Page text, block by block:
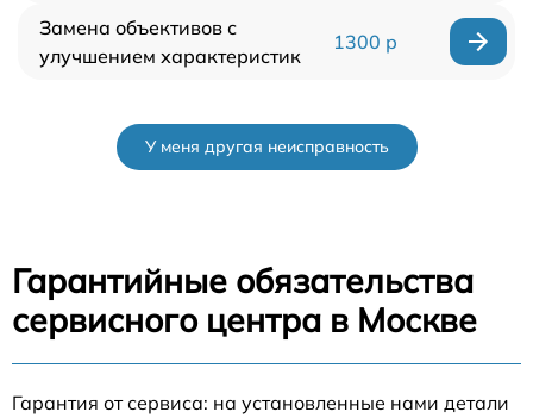
Замена объективов с
улучшением характеристик
1300 р
У меня другая неисправность
Гарантийные обязательства
сервисного центра в Москве
Гарантия от сервиса: на установленные нами детали